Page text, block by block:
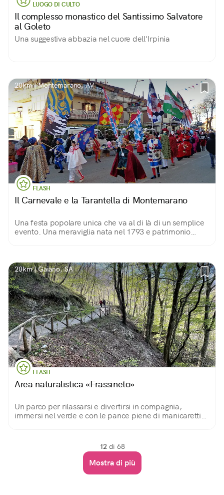
LUOGO DI CULTO
Il complesso monastico del Santissimo Salvatore
al Goleto
Una suggestiva abbazia nel cuore dell'Irpinia
20km | Montemarano, AV
FLASH
Il Carnevale e la Tarantella di Montemarano
Una festa popolare unica che va al di là di un semplice
evento. Una meraviglia nata nel 1793 e patrimonio
20km | Gaiano, SA
FLASH
Area naturalistica «Frassineto»
Un parco per rilassarsi e divertirsi in compagnia,
immersi nel verde e con le pance piene di manicaretti
12 di 68
Mostra di più